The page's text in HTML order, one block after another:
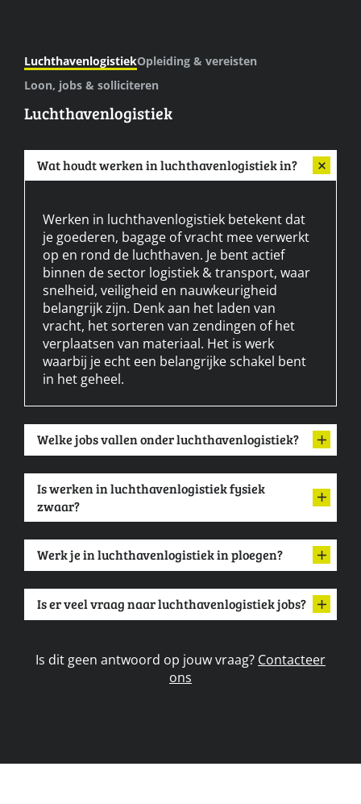
LuchthavenlogistiekOpleiding & vereisten
Loon, jobs & solliciteren
Luchthavenlogistiek
Wat houdt werken in luchthavenlogistiek in?
Werken in luchthavenlogistiek betekent dat
je goederen, bagage of vracht mee verwerkt
op en rond de luchthaven. Je bent actief
binnen de sector logistiek & transport, waar
snelheid, veiligheid en nauwkeurigheid
belangrijk zijn. Denk aan het laden van
vracht, het sorteren van zendingen of het
verplaatsen van materiaal. Het is werk
waarbij je echt een belangrijke schakel bent
in het geheel.
Welke jobs vallen onder luchthavenlogistiek?
Is werken in luchthavenlogistiek fysiek
zwaar?
Werk je in luchthavenlogistiek in ploegen?
Is er veel vraag naar luchthavenlogistiek jobs?
Is dit geen antwoord op jouw vraag? Contacteer
ons